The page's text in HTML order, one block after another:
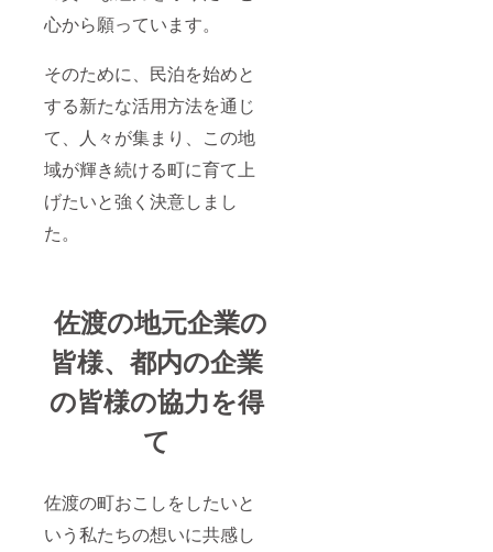
心から願っています。
そのために、民泊を始めと
する新たな活用方法を通じ
て、人々が集まり、この地
域が輝き続ける町に育て上
げたいと強く決意しまし
た。
佐渡の地元企業の
皆様、都内の企業
の皆様の協力を得
て
佐渡の町おこしをしたいと
いう私たちの想いに共感し